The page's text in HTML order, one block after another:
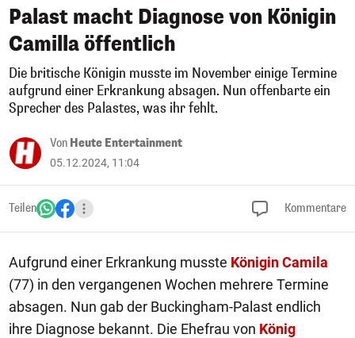
Palast macht Diagnose von Königin
Camilla öffentlich
Die britische Königin musste im November einige Termine
aufgrund einer Erkrankung absagen. Nun offenbarte ein
Sprecher des Palastes, was ihr fehlt.
Von Heute Entertainment
05.12.2024, 11:04
Teilen Kommentare
Aufgrund einer Erkrankung musste Königin Camila
(77) in den vergangenen Wochen mehrere Termine
absagen. Nun gab der Buckingham-Palast endlich
ihre Diagnose bekannt. Die Ehefrau von König